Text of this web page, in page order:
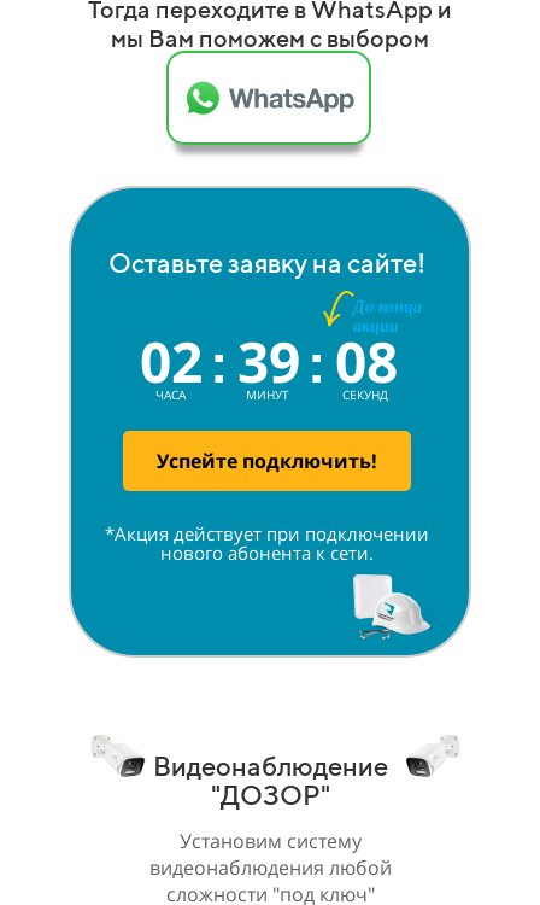
Тогда переходите в WhatsApp и
мы Вам поможем с выбором
Оставьте заявку на сайте!
До конца
акции
02:
ЧАСА 39:
МИНУТ 08
СЕКУНД
Успейте подключить!
*Акция действует при подключении
нового абонента к сети.
Видеонаблюдение
"ДОЗОР"
Установим систему
видеонаблюдения любой
сложности "под ключ"